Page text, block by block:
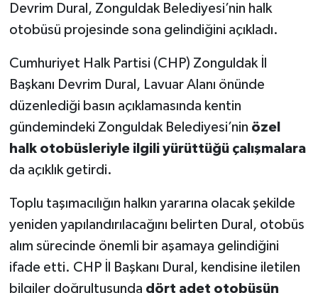
Devrim Dural, Zonguldak Belediyesi’nin halk
otobüsü projesinde sona gelindiğini açıkladı.
Cumhuriyet Halk Partisi (CHP) Zonguldak İl
Başkanı Devrim Dural, Lavuar Alanı önünde
düzenlediği basın açıklamasında kentin
gündemindeki Zonguldak Belediyesi’nin özel
halk otobüsleriyle ilgili yürüttüğü çalışmalara
da açıklık getirdi.
Toplu taşımacılığın halkın yararına olacak şekilde
yeniden yapılandırılacağını belirten Dural, otobüs
alım sürecinde önemli bir aşamaya gelindiğini
ifade etti. CHP İl Başkanı Dural, kendisine iletilen
bilgiler doğrultusunda dört adet otobüsün